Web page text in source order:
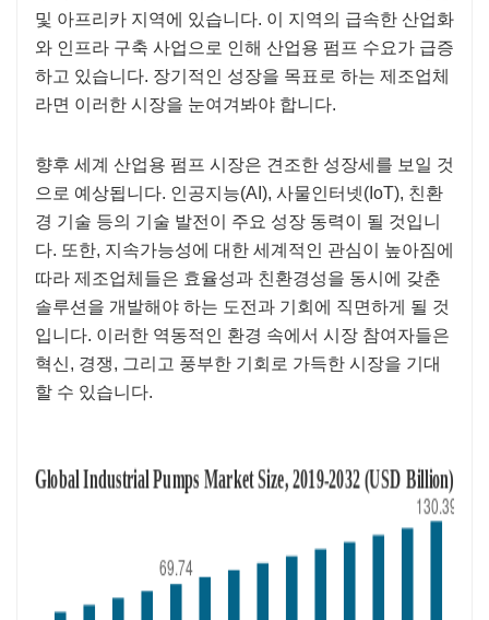
및 아프리카 지역에 있습니다. 이 지역의 급속한 산업화
와 인프라 구축 사업으로 인해 산업용 펌프 수요가 급증
하고 있습니다. 장기적인 성장을 목표로 하는 제조업체
라면 이러한 시장을 눈여겨봐야 합니다.
향후 세계 산업용 펌프 시장은 견조한 성장세를 보일 것
으로 예상됩니다. 인공지능(AI), 사물인터넷(IoT), 친환
경 기술 등의 기술 발전이 주요 성장 동력이 될 것입니
다. 또한, 지속가능성에 대한 세계적인 관심이 높아짐에
따라 제조업체들은 효율성과 친환경성을 동시에 갖춘
솔루션을 개발해야 하는 도전과 기회에 직면하게 될 것
입니다. 이러한 역동적인 환경 속에서 시장 참여자들은
혁신, 경쟁, 그리고 풍부한 기회로 가득한 시장을 기대
할 수 있습니다.